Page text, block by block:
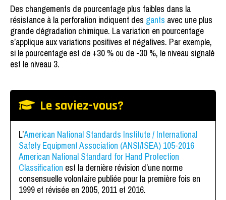
Des changements de pourcentage plus faibles dans la
résistance à la perforation indiquent desgantsavec une plus
grande dégradation chimique. La variation en pourcentage
s’applique aux variations positives et négatives. Par exemple,
si le pourcentage est de +30 % ou de -30 %, le niveau signalé
est le niveau 3.
Le saviez-vous?
L’American National Standards Institute / International
Safety Equipment Association (ANSI/ISEA) 105-2016
American National Standard for Hand Protection
Classificationest la dernière révision d’une norme
consensuelle volontaire publiée pour la première fois en
1999 et révisée en 2005, 2011 et 2016.